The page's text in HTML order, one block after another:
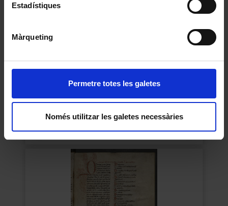
Estadístiques
Màrqueting
Permetre totes les galetes
Només utilitzar les galetes necessàries
Biblia
1430